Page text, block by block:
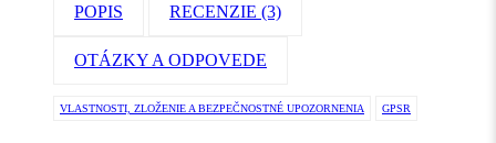
POPIS RECENZIE (3)
OTÁZKY A ODPOVEDE
VLASTNOSTI, ZLOŽENIE A BEZPEČNOSTNÉ UPOZORNENIA GPSR